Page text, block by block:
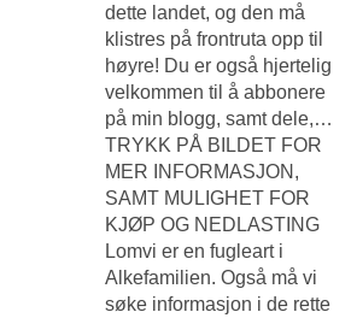
dette landet, og den må
klistres på frontruta opp til
høyre! Du er også hjertelig
velkommen til å abbonere
på min blogg, samt dele,…
TRYKK PÅ BILDET FOR
MER INFORMASJON,
SAMT MULIGHET FOR
KJØP OG NEDLASTING
Lomvi er en fugleart i
Alkefamilien. Også må vi
søke informasjon i de rette